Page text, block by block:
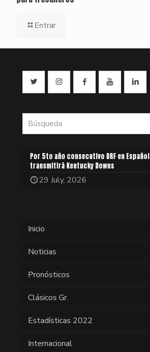
Entrar
Por 5to año consecutivo DRF en Español
transmitirá Kentucky Downs
29 July, 2026
Inicio
Noticias
Pronósticos
Clásicos Gr.
Estadísticas 2022
Internacional